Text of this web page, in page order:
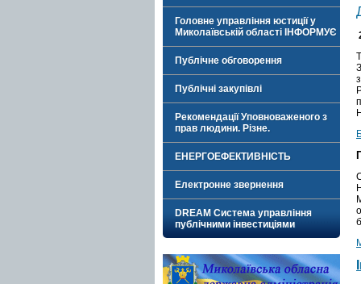
Головне управління юстиції у
Миколаївській області ІНФОРМУЄ
Публічне обговорення
Публічні закупівлі
Рекомендації Уповноваженого з
прав людини. Різне.
ЕНЕРГОЕФЕКТИВНІСТЬ
Електронне звернення
DREAM Система управління
публічними інвестиціями